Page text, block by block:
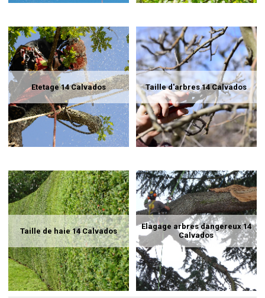
Etetage 14 Calvados Taille d'arbres 14 Calvados
Taille de haie 14 Calvados
Elagage arbres dangereux 14
Calvados